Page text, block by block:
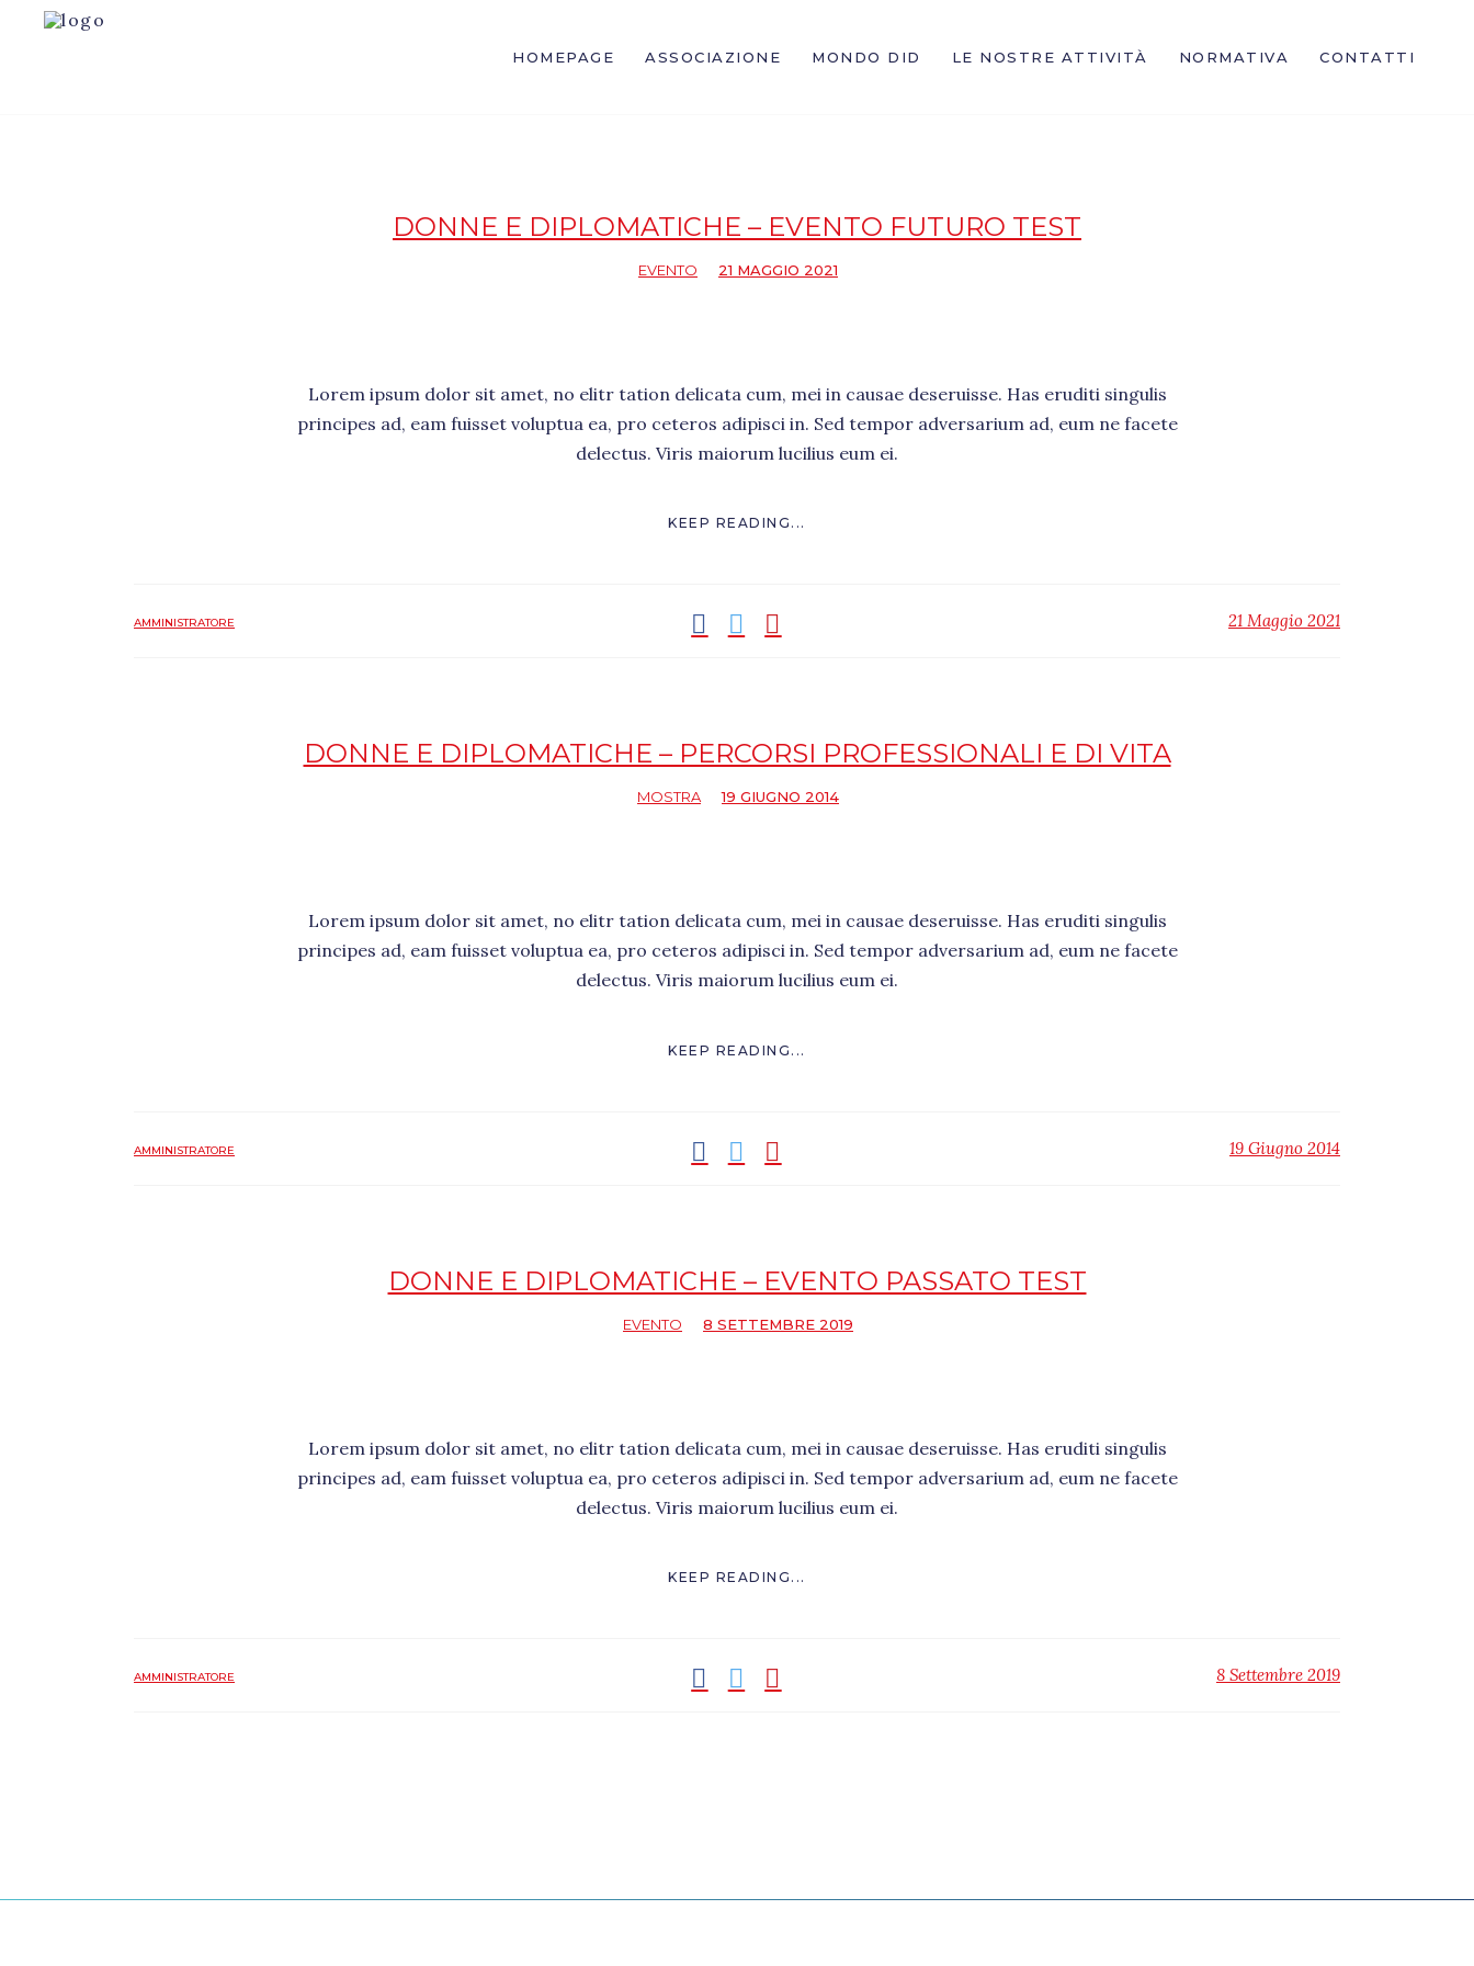
HOMEPAGE ASSOCIAZIONE MONDO DID LE NOSTRE ATTIVITÀ NORMATIVA CONTATTI
Articles Posted By Amministratore
DONNE E DIPLOMATICHE – EVENTO FUTURO TEST
EVENTO 21 MAGGIO 2021
Lorem ipsum dolor sit amet, no elitr tation delicata cum, mei in causae deseruisse. Has eruditi singulis
principes ad, eam fuisset voluptua ea, pro ceteros adipisci in. Sed tempor adversarium ad, eum ne facete
delectus. Viris maiorum lucilius eum ei.
KEEP READING...
AMMINISTRATORE 21 Maggio 2021
DONNE E DIPLOMATICHE – PERCORSI PROFESSIONALI E DI VITA
MOSTRA 19 GIUGNO 2014
Lorem ipsum dolor sit amet, no elitr tation delicata cum, mei in causae deseruisse. Has eruditi singulis
principes ad, eam fuisset voluptua ea, pro ceteros adipisci in. Sed tempor adversarium ad, eum ne facete
delectus. Viris maiorum lucilius eum ei.
KEEP READING...
AMMINISTRATORE 19 Giugno 2014
DONNE E DIPLOMATICHE – EVENTO PASSATO TEST
EVENTO 8 SETTEMBRE 2019
Lorem ipsum dolor sit amet, no elitr tation delicata cum, mei in causae deseruisse. Has eruditi singulis
principes ad, eam fuisset voluptua ea, pro ceteros adipisci in. Sed tempor adversarium ad, eum ne facete
delectus. Viris maiorum lucilius eum ei.
KEEP READING...
AMMINISTRATORE 8 Settembre 2019